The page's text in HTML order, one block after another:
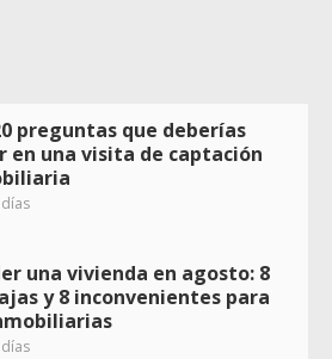
preguntas que deberías
en una visita de captación
una vivienda en agosto: 8
y 8 inconvenientes para